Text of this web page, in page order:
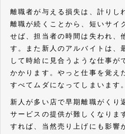
離職者が与える損失は、計りし
離職が続くことから、短いサイ
せば、担当者の時間は失われ、
す。また新人のアルバイトは、
して時給に見合うような仕事が
かかります。やっと仕事を覚え
すべてムダになってしまいます。
新人が多い店で早期離職がくり
サービスの提供が難しくなりま
すれば、当然売り上げにも影響